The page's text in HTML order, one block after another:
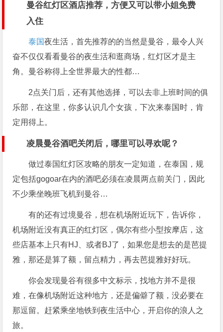
曼谷红灯区酒店推荐，方便又可以带小姐免费
入住
泰国夜生活，首先推荐的的当然是曼谷，最令人兴
奋不仅仅看看曼谷的夜生活和逛商场，红灯区才是主
角。曼谷称得上全世界最大的性都…
2点关门后，还有其他选择，可以去非上班时间的俱
乐部，在这里，你多认识几个女孩，下次来泰国时，肯
定用得上。
凌晨曼谷酒吧关闭后，哪里可以寻欢呢？
做过泰国红灯区攻略的朋友一定知道，在泰国，规
定包括gogoar在内的酒吧必须在凌晨两点前关门，因此
不少乘坐晚班飞机到曼谷…
有的还有过境曼谷，想在机场附近玩下，告诉你，
机场附近没有真正的红灯区，偶尔有些小型按摩店，这
些店基本上只有HJ、或者BJ了，如果您是想去的是芭提
雅，那还是算了额，留点精力，再去芭提雅好好玩。
你会发现曼谷有很多中文标示，找地方并不是很
难，在像机场附近这种地方，还是偏僻了额，没必要在
那逗留。赶紧乘坐地铁到夜生活中心，开启你的浪人之
旅。